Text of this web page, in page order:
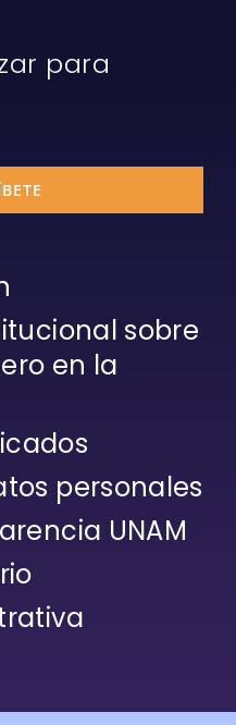
para
sobre
en la
personales
UNAM